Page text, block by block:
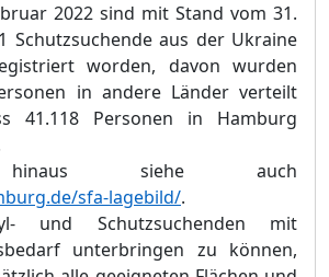
2022 sind mit Stand vom 31.
Schutzsuchende aus der Ukraine
worden, davon wurden
in andere Länder verteilt
41.118 Personen in Hamburg
hinaus siehe auch
sfa-lagebild/.
und Schutzsuchenden mit
unterbringen zu können,